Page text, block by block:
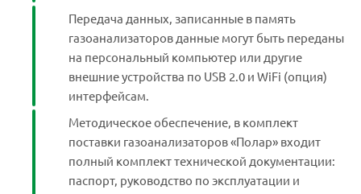
Передача данных, записанные в память
газоанализаторов данные могут быть переданы
на персональный компьютер или другие
внешние устройства по USB 2.0 и WiFi (опция)
интерфейсам.
Методическое обеспечение, в комплект
поставки газоанализаторов «Полар» входит
полный комплект технической документации:
паспорт, руководство по эксплуатации и